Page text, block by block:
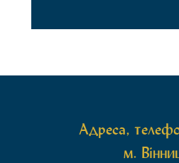
Його Високопреосвященству
Адреса,
м.